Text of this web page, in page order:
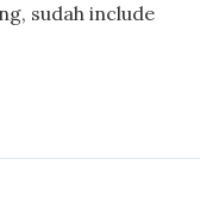
sudah include